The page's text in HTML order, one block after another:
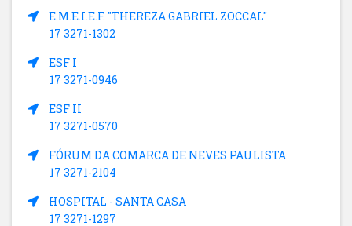
E.M.E.I.E.F. "THEREZA GABRIEL ZOCCAL"
17 3271-1302
ESF I
17 3271-0946
ESF II
17 3271-0570
FÓRUM DA COMARCA DE NEVES PAULISTA
17 3271-2104
HOSPITAL - SANTA CASA
17 3271-1297